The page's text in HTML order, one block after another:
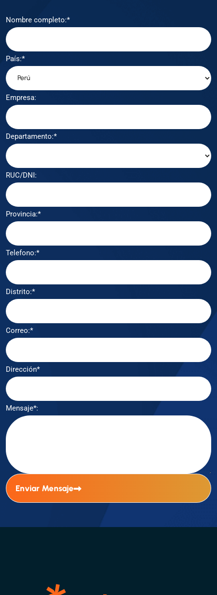
Nombre completo:*
País:*
Empresa:
Departamento:*
RUC/DNI:
Provincia:*
Telefono:*
Distrito:*
Correo:*
Dirección*
Mensaje*:
Enviar Mensaje